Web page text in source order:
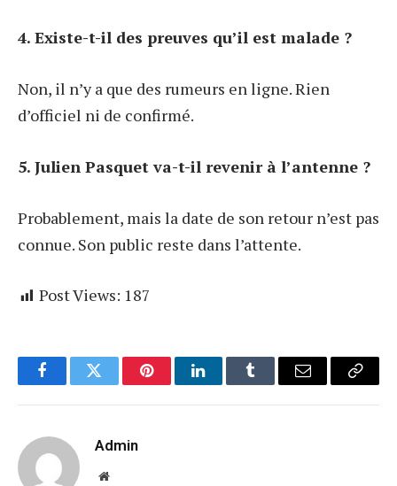
4. Existe-t-il des preuves qu’il est malade ?
Non, il n’y a que des rumeurs en ligne. Rien
d’officiel ni de confirmé.
5. Julien Pasquet va-t-il revenir à l’antenne ?
Probablement, mais la date de son retour n’est pas
connue. Son public reste dans l’attente.
Post Views: 187
FacebookTwitter PinterestLinkedInTumblr Email
Copy
Admin
Website